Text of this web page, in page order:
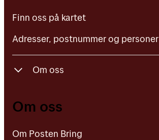
Finn oss på kartet
Adresser, postnummer og personer
Om oss
Om oss
Om Posten Bring